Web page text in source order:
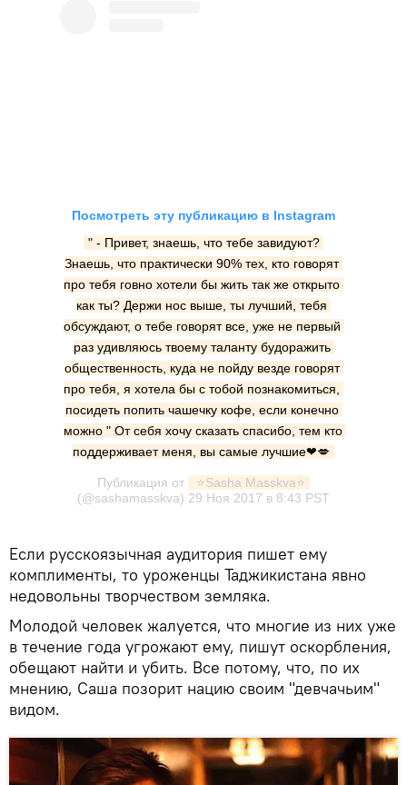
Посмотреть эту публикацию в Instagram
" - Привет, знаешь, что тебе завидуют?
Знаешь, что практически 90% тех, кто говорят
про тебя говно хотели бы жить так же открыто
как ты? Держи нос выше, ты лучший, тебя
обсуждают, о тебе говорят все, уже не первый
раз удивляюсь твоему таланту будоражить
общественность, куда не пойду везде говорят
про тебя, я хотела бы с тобой познакомиться,
посидеть попить чашечку кофе, если конечно
можно " От себя хочу сказать спасибо, тем кто
поддерживает меня, вы самые лучшие❤💋
Публикация от
⭐️Sasha Masskva⭐️
(@sashamasskva) 29 Ноя 2017 в 8:43 PST
Если русскоязычная аудитория пишет ему
комплименты, то уроженцы Таджикистана явно
недовольны творчеством земляка.
Молодой человек жалуется, что многие из них уже
в течение года угрожают ему, пишут оскорбления,
обещают найти и убить. Все потому, что, по их
мнению, Саша позорит нацию своим "девчачьим"
видом.